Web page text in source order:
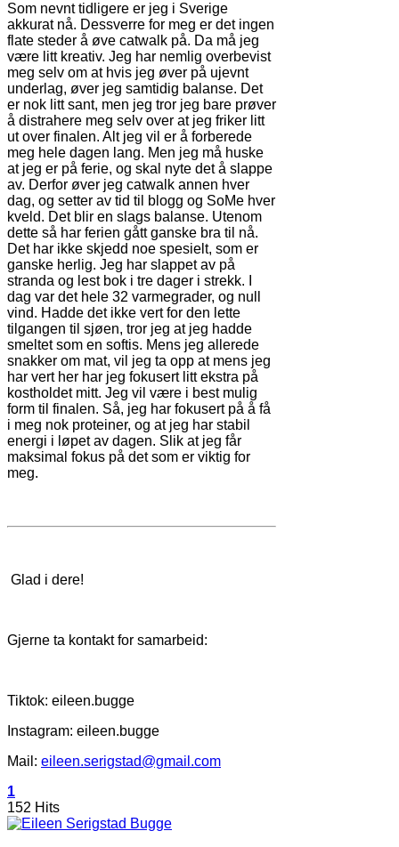
Som nevnt tidligere er jeg i Sverige
akkurat nå. Dessverre for meg er det ingen
flate steder å øve catwalk på. Da må jeg
være litt kreativ. Jeg har nemlig overbevist
meg selv om at hvis jeg øver på ujevnt
underlag, øver jeg samtidig balanse. Det
er nok litt sant, men jeg tror jeg bare prøver
å distrahere meg selv over at jeg friker litt
ut over finalen. Alt jeg vil er å forberede
meg hele dagen lang. Men jeg må huske
at jeg er på ferie, og skal nyte det å slappe
av. Derfor øver jeg catwalk annen hver
dag, og setter av tid til blogg og SoMe hver
kveld. Det blir en slags balanse. Utenom
dette så har ferien gått ganske bra til nå.
Det har ikke skjedd noe spesielt, som er
ganske herlig. Jeg har slappet av på
stranda og lest bok i tre dager i strekk. I
dag var det hele 32 varmegrader, og null
vind. Hadde det ikke vert for den lette
tilgangen til sjøen, tror jeg at jeg hadde
smeltet som en softis. Mens jeg allerede
snakker om mat, vil jeg ta opp at mens jeg
har vert her har jeg fokusert litt ekstra på
kostholdet mitt. Jeg vil være i best mulig
form til finalen. Så, jeg har fokusert på å få
i meg nok proteiner, og at jeg har stabil
energi i løpet av dagen. Slik at jeg får
maksimal fokus på det som er viktig for
meg.
Glad i dere!
Gjerne ta kontakt for samarbeid:
Tiktok: eileen.bugge
Instagram: eileen.bugge
Mail: eileen.serigstad@gmail.com
1
152 Hits